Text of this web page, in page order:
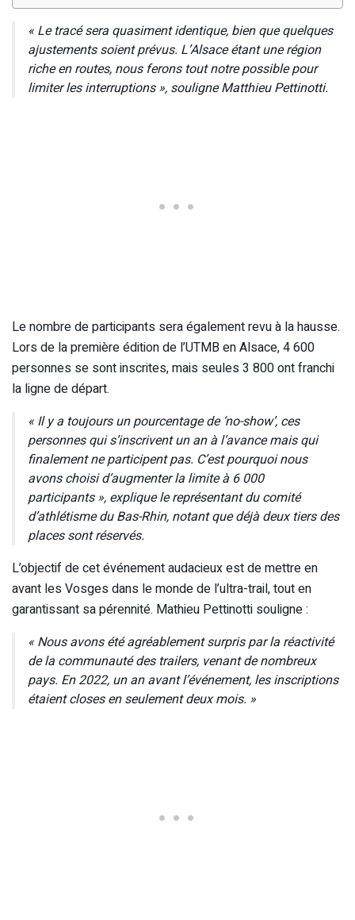
« Le tracé sera quasiment identique, bien que quelques
ajustements soient prévus. L’Alsace étant une région
riche en routes, nous ferons tout notre possible pour
limiter les interruptions », souligne Matthieu Pettinotti.
Le nombre de participants sera également revu à la hausse.
Lors de la première édition de l’UTMB en Alsace, 4 600
personnes se sont inscrites, mais seules 3 800 ont franchi
la ligne de départ.
« Il y a toujours un pourcentage de ‘no-show’, ces
personnes qui s’inscrivent un an à l’avance mais qui
finalement ne participent pas. C’est pourquoi nous
avons choisi d’augmenter la limite à 6 000
participants », explique le représentant du comité
d’athlétisme du Bas-Rhin, notant que déjà deux tiers des
places sont réservés.
L’objectif de cet événement audacieux est de mettre en
avant les Vosges dans le monde de l’ultra-trail, tout en
garantissant sa pérennité. Mathieu Pettinotti souligne :
« Nous avons été agréablement surpris par la réactivité
de la communauté des trailers, venant de nombreux
pays. En 2022, un an avant l’événement, les inscriptions
étaient closes en seulement deux mois. »